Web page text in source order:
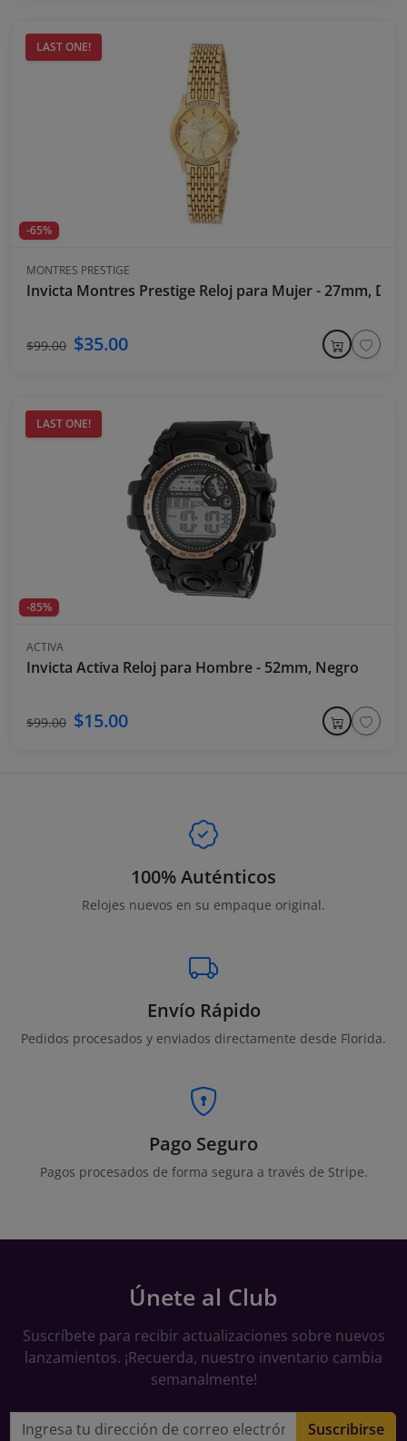
LAST ONE!
-65%
MONTRES PRESTIGE
Invicta Montres Prestige Reloj para Mujer - 27mm,
$99.00 $35.00
LAST ONE!
-85%
ACTIVA
Invicta Activa Reloj para Hombre - 52mm, Negro
$99.00 $15.00
100% Auténticos
Relojes nuevos en su empaque original.
Envío Rápido
Pedidos procesados y enviados directamente desde Florida.
Pago Seguro
Pagos procesados de forma segura a través de Stripe.
Únete al Club
Suscríbete para recibir actualizaciones sobre nuevos
lanzamientos. ¡Recuerda, nuestro inventario cambia
semanalmente!
Dirección de correo electrónico Suscribirse